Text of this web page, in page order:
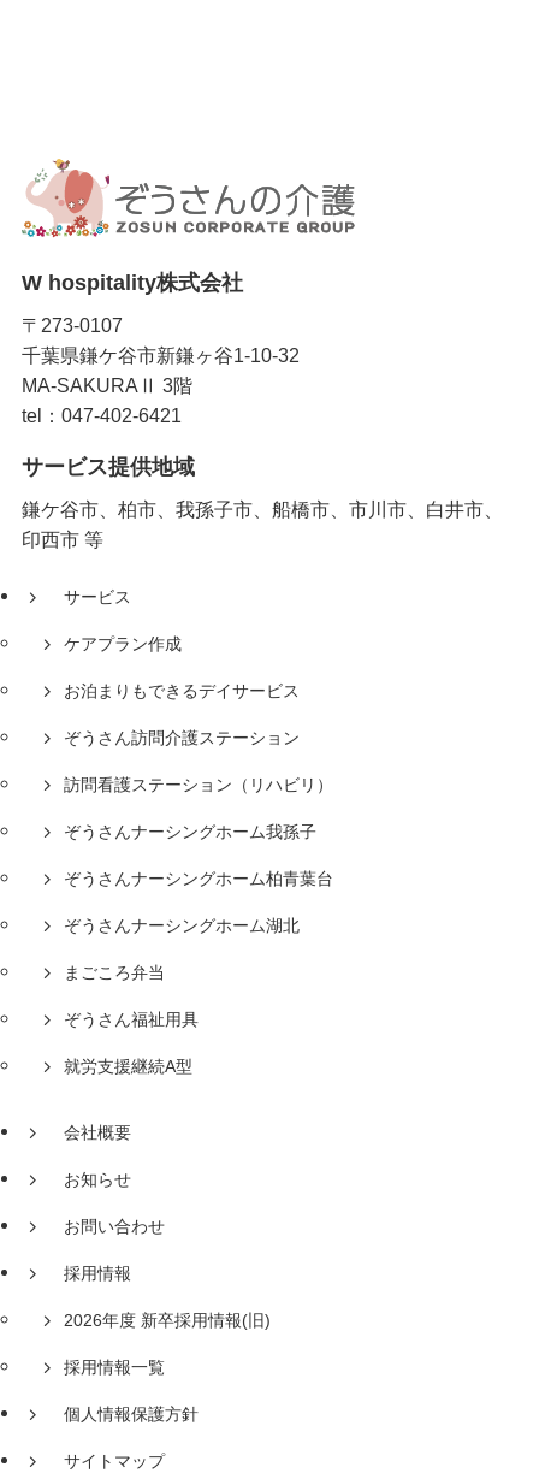
W hospitality株式会社
〒273-0107
千葉県鎌ケ谷市新鎌ヶ谷1-10-32
MA-SAKURAⅡ 3階
tel：047-402-6421
サービス提供地域
鎌ケ谷市、柏市、我孫子市、船橋市、市川市、白井市、
印西市 等
サービス
ケアプラン作成
お泊まりもできるデイサービス
ぞうさん訪問介護ステーション
訪問看護ステーション（リハビリ）
ぞうさんナーシングホーム我孫子
ぞうさんナーシングホーム柏青葉台
ぞうさんナーシングホーム湖北
まごころ弁当
ぞうさん福祉用具
就労支援継続A型
会社概要
お知らせ
お問い合わせ
採用情報
2026年度 新卒採用情報(旧)
採用情報一覧
個人情報保護方針
サイトマップ